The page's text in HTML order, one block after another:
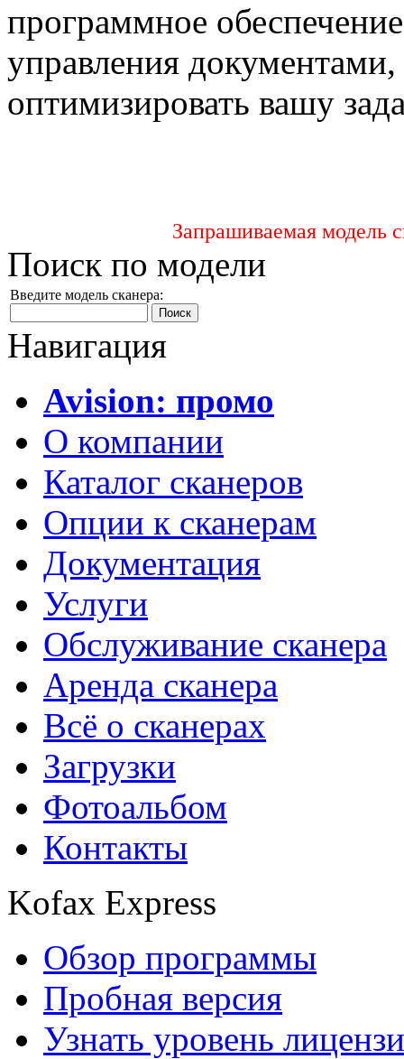
программное
управления документами,
оптимизировать вашу
Запрашиваемая модель
Поиск по модели
Введите модель сканера:
Навигация
Avision: промо
О компании
Каталог сканеров
Опции к сканерам
Документация
Услуги
Обслуживание сканера
Аренда сканера
Всё о сканерах
Загрузки
Фотоальбом
Контакты
Kofax Express
Обзор программы
Пробная версия
Узнать уровень